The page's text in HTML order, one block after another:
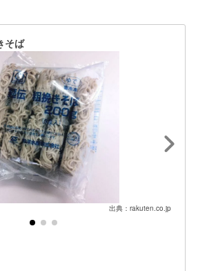
そば
出典：rakuten.co.jp